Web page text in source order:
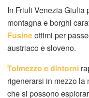
In Friuli Venezia Giulia
montagna e borghi
Fusineottimi per
austriaco e sloveno.
Tolmezzo e dintorni
rigenerarsi in mezzo la
che si possono